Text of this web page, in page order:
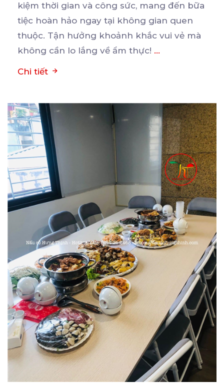
kiệm thời gian và công sức, mang đến bữa
tiệc hoàn hảo ngay tại không gian quen
thuộc. Tận hưởng khoảnh khắc vui vẻ mà
không cần lo lắng về ẩm thực! ...
Chi tiết